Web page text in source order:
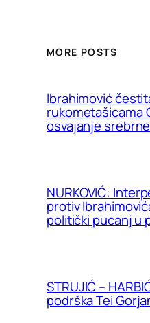
MORE POSTS
Ibrahimović
rukometašicama
osvajanje
NURKOVIĆ:
protiv
politički pucanj u
STRUJIĆ –
podrška Tei